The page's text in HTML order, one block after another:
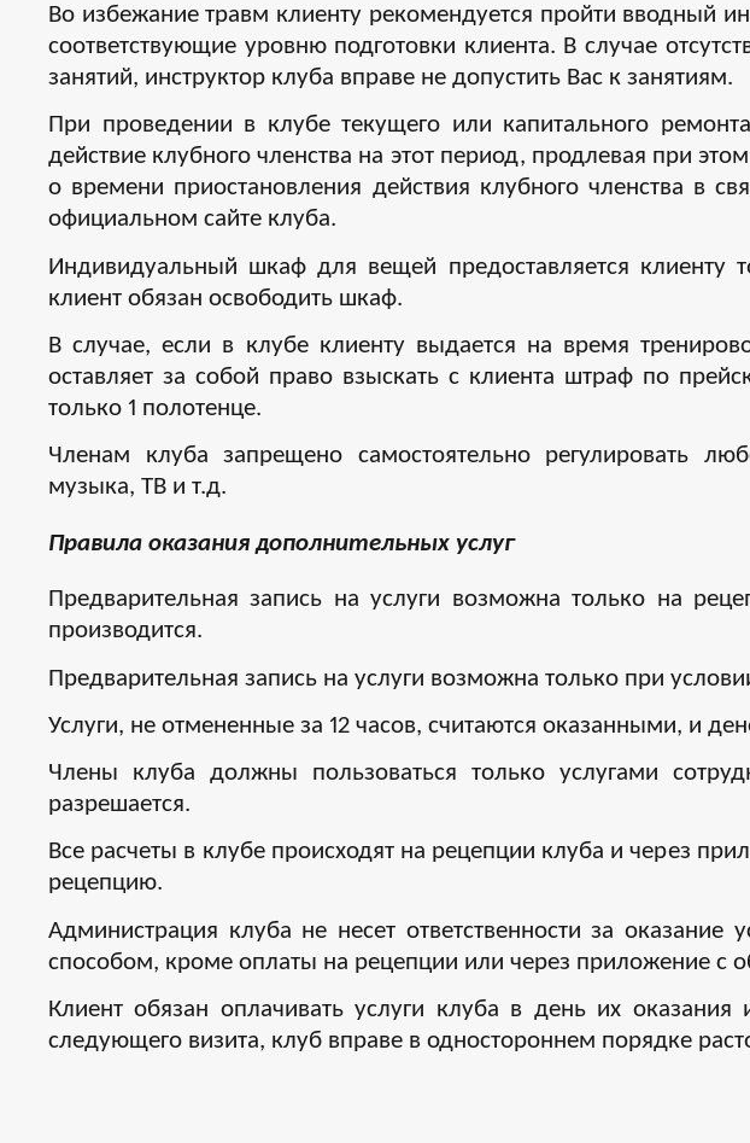
Во избежание травм клиенту рекомендуется пройти вводный
соответствующие уровню подготовки клиента. В случае
занятий, инструктор клуба вправе не допустить Вас к занятиям.
При проведении в клубе текущего или капитального
действие клубного членства на этот период, продлевая при
о времени приостановления действия клубного членства в
официальном сайте клуба.
Индивидуальный шкаф для вещей предоставляется клиенту
клиент обязан освободить шкаф.
В случае, если в клубе клиенту выдается на время
оставляет за собой право взыскать с клиента штраф по
только 1 полотенце.
Членам клуба запрещено самостоятельно регулировать
музыка, ТВ и т.д.
Правила оказания дополнительных услуг
Предварительная запись на услуги возможна только на
производится.
Предварительная запись на услуги возможна только при
Услуги, не отмененные за 12 часов, считаются оказанными, и
Члены клуба должны пользоваться только услугами
разрешается.
Все расчеты в клубе происходят на рецепции клуба и через
рецепцию.
Администрация клуба не несет ответственности за
способом, кроме оплаты на рецепции или через приложение с
Клиент обязан оплачивать услуги клуба в день их
следующего визита, клуб вправе в одностороннем порядке